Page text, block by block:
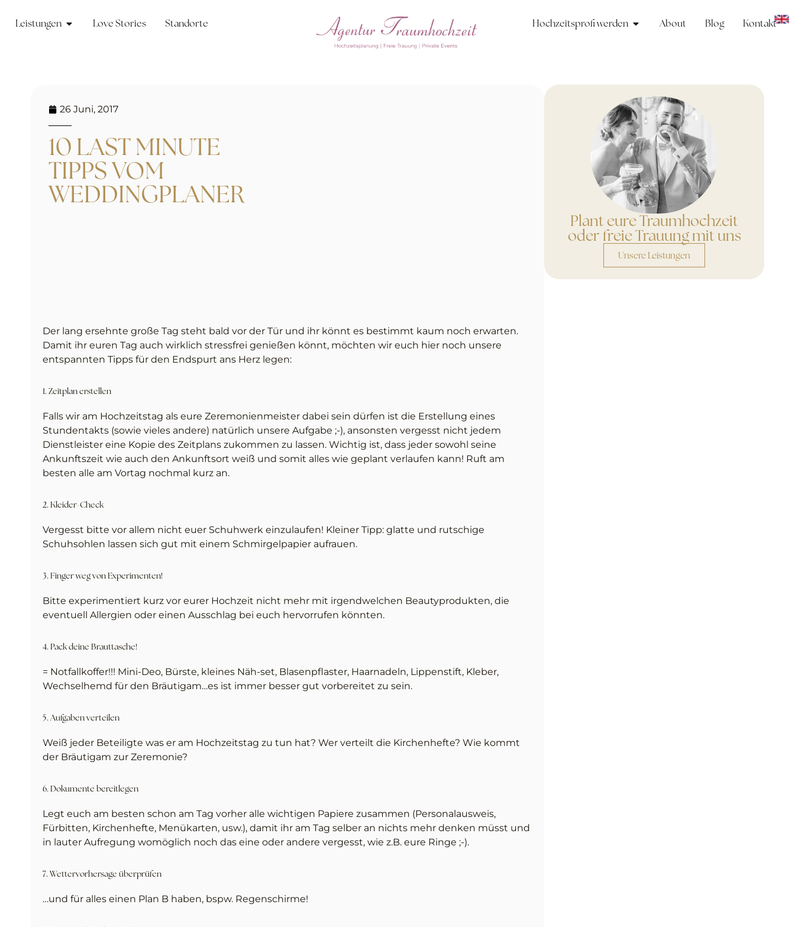
Leistungen Love Stories Standorte Hochzeitsprofi werden About Blog Kontakt
26 Juni, 2017
10 LAST MINUTE
TIPPS VOM
WEDDINGPLANER
Plant eure Traumhochzeit
oder freie Trauung mit uns
Unsere Leistungen
Der lang ersehnte große Tag steht bald vor der Tür und ihr könnt es bestimmt kaum noch erwarten.
Damit ihr euren Tag auch wirklich stressfrei genießen könnt, möchten wir euch hier noch unsere
entspannten Tipps für den Endspurt ans Herz legen:
1. Zeitplan erstellen
Falls wir am Hochzeitstag als eure Zeremonienmeister dabei sein dürfen ist die Erstellung eines
Stundentakts (sowie vieles andere) natürlich unsere Aufgabe ;-), ansonsten vergesst nicht jedem
Dienstleister eine Kopie des Zeitplans zukommen zu lassen. Wichtig ist, dass jeder sowohl seine
Ankunftszeit wie auch den Ankunftsort weiß und somit alles wie geplant verlaufen kann! Ruft am
besten alle am Vortag nochmal kurz an.
2. Kleider-Check
Vergesst bitte vor allem nicht euer Schuhwerk einzulaufen! Kleiner Tipp: glatte und rutschige
Schuhsohlen lassen sich gut mit einem Schmirgelpapier aufrauen.
3. Finger weg von Experimenten!
Bitte experimentiert kurz vor eurer Hochzeit nicht mehr mit irgendwelchen Beautyprodukten, die
eventuell Allergien oder einen Ausschlag bei euch hervorrufen könnten.
4. Pack deine Brauttasche!
= Notfallkoffer!!! Mini-Deo, Bürste, kleines Näh-set, Blasenpflaster, Haarnadeln, Lippenstift, Kleber,
Wechselhemd für den Bräutigam…es ist immer besser gut vorbereitet zu sein.
5. Aufgaben verteilen
Weiß jeder Beteiligte was er am Hochzeitstag zu tun hat? Wer verteilt die Kirchenhefte? Wie kommt
der Bräutigam zur Zeremonie?
6. Dokumente bereitlegen
Legt euch am besten schon am Tag vorher alle wichtigen Papiere zusammen (Personalausweis,
Fürbitten, Kirchenhefte, Menükarten, usw.), damit ihr am Tag selber an nichts mehr denken müsst und
in lauter Aufregung womöglich noch das eine oder andere vergesst, wie z.B. eure Ringe ;-).
7. Wettervorhersage überprüfen
…und für alles einen Plan B haben, bspw. Regenschirme!